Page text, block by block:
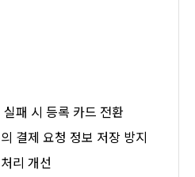
패 시 등록 카드 전환
결제 요청 정보 저장 방지
리 개선